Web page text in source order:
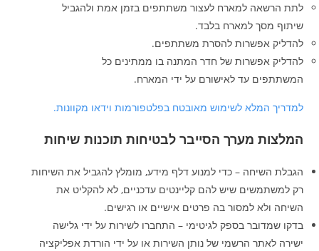
לתת הרשאה למארח לעצור משתתפים בזמן אמת ולהגביל
שיתוף מסך למארח בלבד.
להדליק אפשרות להסרת משתתפים.
להדליק אפשרות של חדר המתנה בו ממתינים כל
המשתתפים עד לאישורם על ידי המארח.
למדריך המלא לשימוש מאובטח בפלטפורמות וידאו מקוונות.
המלצות מערך הסייבר לבטיחות תוכנות שיחות
הגבלת השיחה – כדי למנוע דלף מידע, מומלץ להגביל את השיחות
רק למשתמשים שיש להם קליינטים עדכניים, לא להקליט את
השיחה ולא למסור בה פרטים אישיים או רגישים.
בדקו שמדובר בספק לגיטימי – התחברו לשירות על ידי גלישה
ישירה לאתר הרשמי של נותן השירות או על ידי הורדת אפליקציה